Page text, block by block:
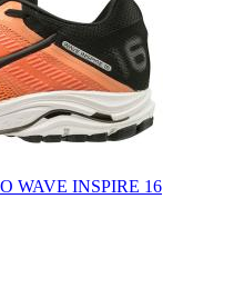
WAVE INSPIRE 16